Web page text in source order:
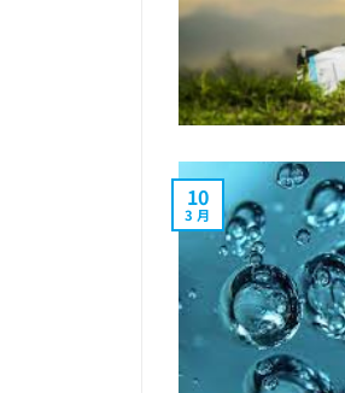
10
3 月